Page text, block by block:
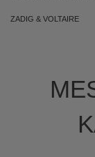
ZADIG & VOLTAIRE